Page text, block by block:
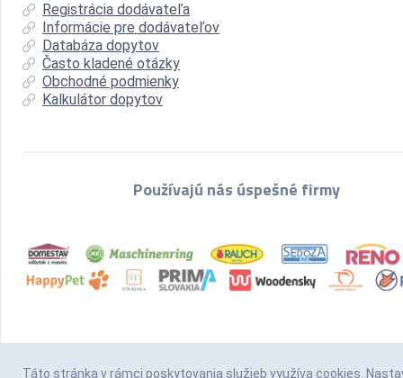
Registrácia dodávateľa
Informácie pre dodávateľov
Databáza dopytov
Často kladené otázky
Obchodné podmienky
Kalkulátor dopytov
Používajú nás úspešné firmy
Táto stránka v rámci poskytovania služieb využíva cookies.